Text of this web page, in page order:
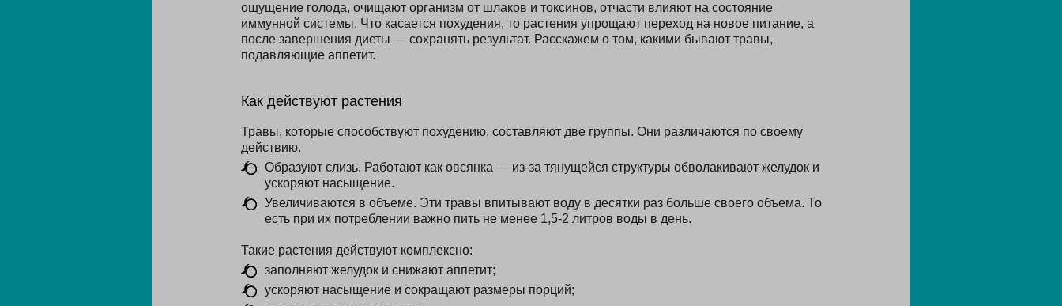
ощущение голода, очищают организм от шлаков и токсинов, отчасти влияют на состояние
иммунной системы. Что касается похудения, то растения упрощают переход на новое питание, а
после завершения диеты — сохранять результат. Расскажем о том, какими бывают травы,
подавляющие аппетит.
Как действуют растения
Травы, которые способствуют похудению, составляют две группы. Они различаются по своему
действию.
Образуют слизь. Работают как овсянка — из-за тянущейся структуры обволакивают желудок и
ускоряют насыщение.
Увеличиваются в объеме. Эти травы впитывают воду в десятки раз больше своего объема. То
есть при их потреблении важно пить не менее 1,5-2 литров воды в день.
Такие растения действуют комплексно:
заполняют желудок и снижают аппетит;
ускоряют насыщение и сокращают размеры порций;